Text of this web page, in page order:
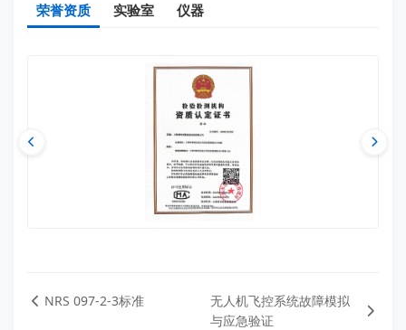
荣誉资质 实验室 仪器
NRS 097-2-3标准
无人机飞控系统故障模拟
与应急验证